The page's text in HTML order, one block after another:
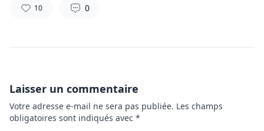
10 0
Laisser un commentaire
Votre adresse e-mail ne sera pas publiée. Les champs
obligatoires sont indiqués avec *